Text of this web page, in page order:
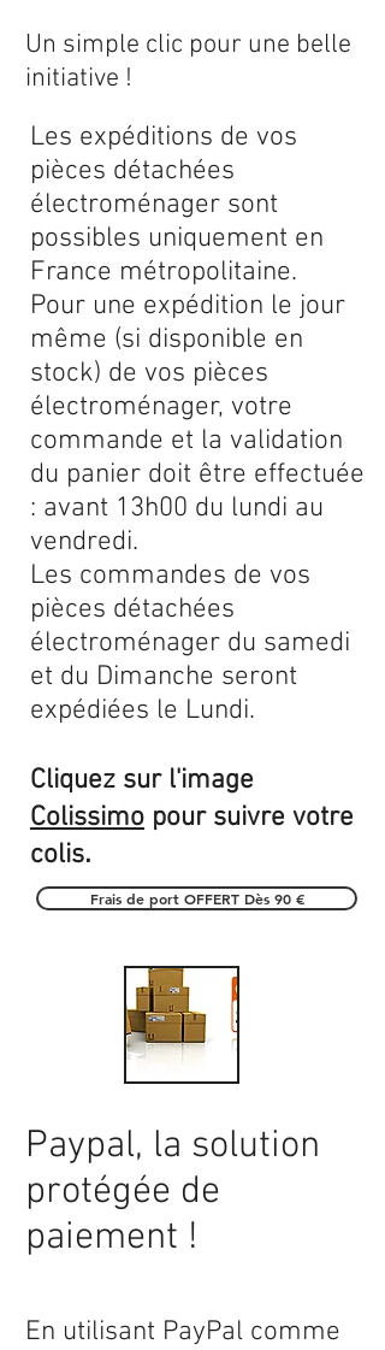
Les expéditions de vos
pièces détachées
électroménager sont
possibles uniquement en
France métropolitaine.
Pour une expédition le jour
même (si disponible en
stock) de vos pièces
électroménager, votre
commande et la validation
du panier doit être effectuée
: avant 13h00 du lundi au
vendredi.
Les commandes de vos
pièces détachées
électroménager du samedi
et du Dimanche seront
expédiées le Lundi.
Cliquez sur l'image
Colissimo pour suivre votre
colis.
Un simple clic pour une belle
initiative !
Frais de port OFFERT Dès 90 €
Paypal, la solution
protégée de
paiement !
En utilisant PayPal comme